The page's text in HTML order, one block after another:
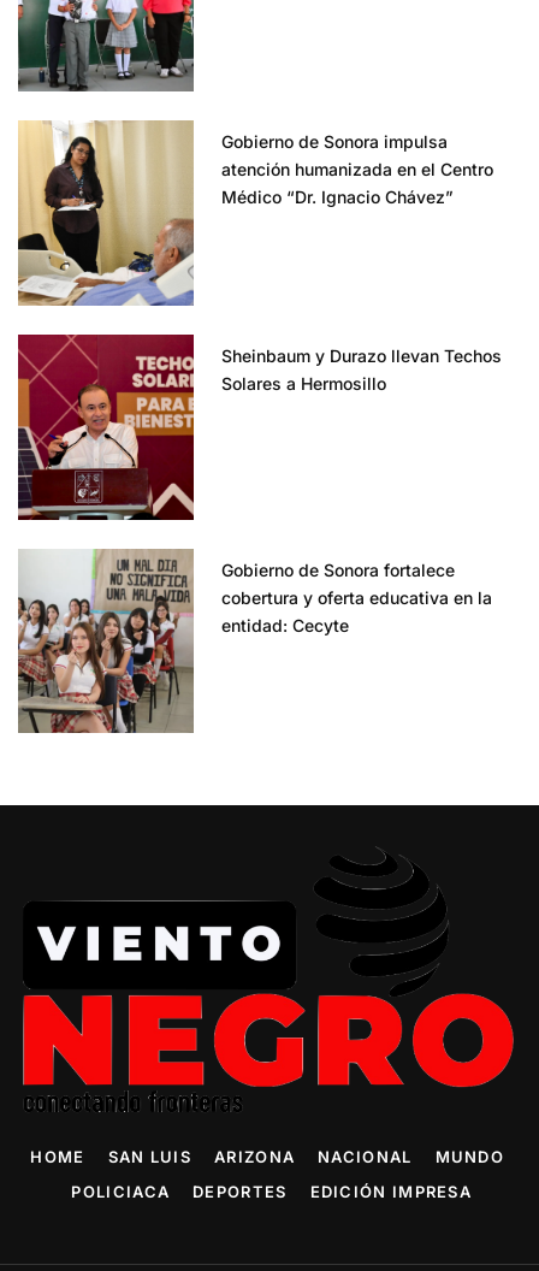
Gobierno de Sonora impulsa
atención humanizada en el Centro
Médico “Dr. Ignacio Chávez”
Sheinbaum y Durazo llevan Techos
Solares a Hermosillo
Gobierno de Sonora fortalece
cobertura y oferta educativa en la
entidad: Cecyte
HOME SAN LUIS ARIZONA NACIONAL
MUNDO
POLICIACA
DEPORTES EDICIÓN IMPRESA